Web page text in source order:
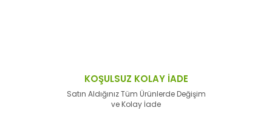
KOŞULSUZ KOLAY İADE
Satın Aldığınız Tüm Ürünlerde Değişim
ve Kolay İade